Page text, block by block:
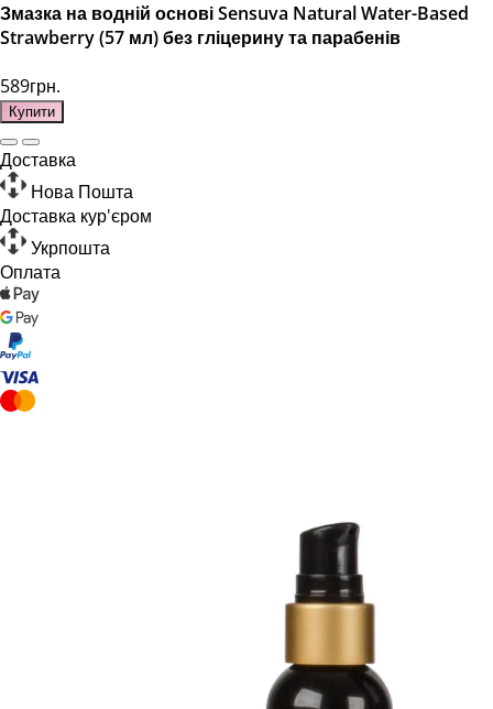
Змазка на водній основі Sensuva Natural Water-Based
Strawberry (57 мл) без гліцерину та парабенів
589грн.
Купити
Доставка
Нова Пошта
Доставка кур'єром
Укрпошта
Оплата